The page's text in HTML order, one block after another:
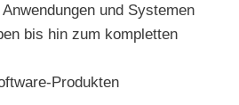
und Systemen
bis hin zum kompletten
Produkten